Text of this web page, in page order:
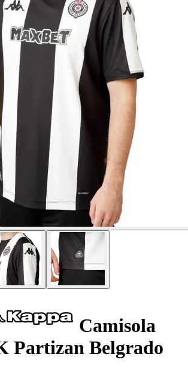
Camisola
Partizan Belgrado